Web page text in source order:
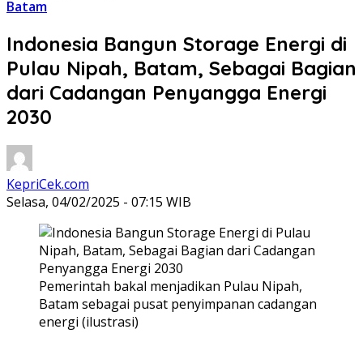
Batam
Indonesia Bangun Storage Energi di
Pulau Nipah, Batam, Sebagai Bagian
dari Cadangan Penyangga Energi
2030
KepriCek.com
Selasa, 04/02/2025 - 07:15 WIB
Pemerintah bakal menjadikan Pulau Nipah,
Batam sebagai pusat penyimpanan cadangan
energi (ilustrasi)